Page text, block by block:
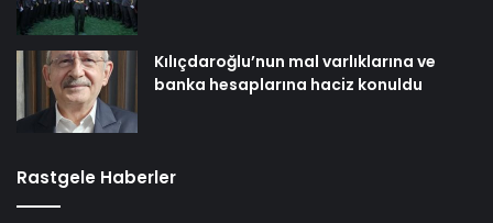
Kılıçdaroğlu’nun mal varlıklarına ve
banka hesaplarına haciz konuldu
Rastgele Haberler